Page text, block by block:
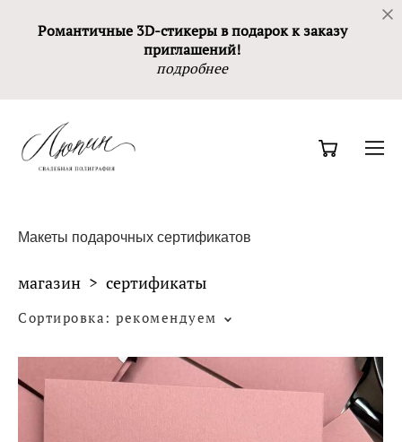
Романтичные 3D-стикеры в подарок к заказу
приглашений!
подробнее
Макеты подарочных сертификатов
магазин > сертификаты
Сортировка: рекомендуем